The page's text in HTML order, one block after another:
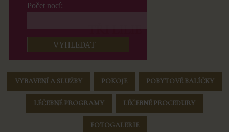
Počet nocí:
TŘI LILIE
VYBAVENÍ A SLUŽBY POKOJE POBYTOVÉ BALÍČKY
LÉČEBNÉ PROGRAMY LÉČEBNÉ PROCEDURY
FOTOGALERIE